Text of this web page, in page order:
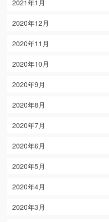
2021年1月
2020年12月
2020年11月
2020年10月
2020年9月
2020年8月
2020年7月
2020年6月
2020年5月
2020年4月
2020年3月